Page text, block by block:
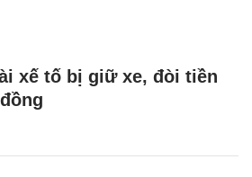
xế tố bị giữ xe, đòi tiền